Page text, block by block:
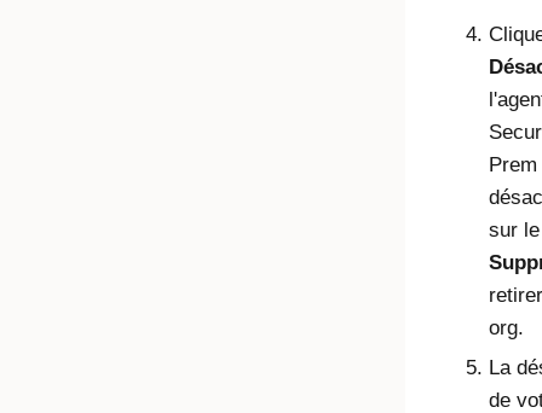
Prem
sur
org.
La
de